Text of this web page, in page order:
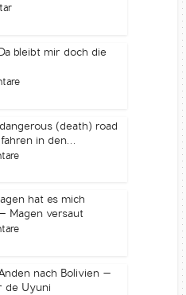
bleibt mir doch die
(death) road
in den...
hat es mich
Magen versaut
nach Bolivien –
de Uyuni